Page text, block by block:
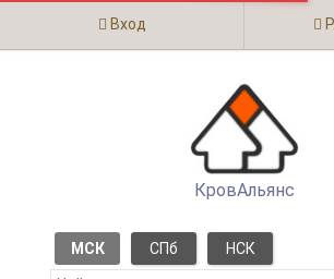
Вход
КровАльянс
МСК СПб НСК